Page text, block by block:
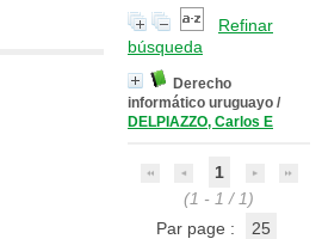
Refinar
búsqueda
Derecho
informático uruguayo /
DELPIAZZO, Carlos E
1
(1 - 1 / 1)
Par page :
25